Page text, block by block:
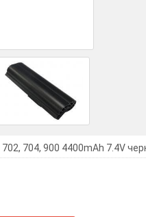
704, 900 4400mAh 7.4V